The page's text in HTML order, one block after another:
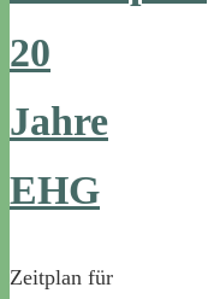
20
Jahre
EHG
Zeitplan für